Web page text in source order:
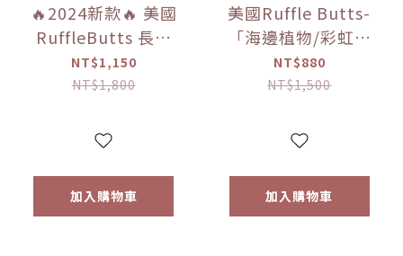
🔥2024新款🔥 美國
RuffleButts 長春
花藍條紋 泳衣/泳褲
女成人 【優惠限
NT$1,150
NT$1,800
加入購物車
美國Ruffle Butts-
「海邊植物/彩虹暈
染連身泳衣」一件
式無袖泳裝 【優惠
NT$880
NT$1,500
加入購物車